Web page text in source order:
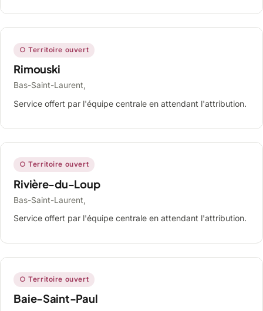
○ Territoire ouvert
Rimouski
Bas-Saint-Laurent,
Service offert par l'équipe centrale en attendant l'attribution.
○ Territoire ouvert
Rivière-du-Loup
Bas-Saint-Laurent,
Service offert par l'équipe centrale en attendant l'attribution.
○ Territoire ouvert
Baie-Saint-Paul